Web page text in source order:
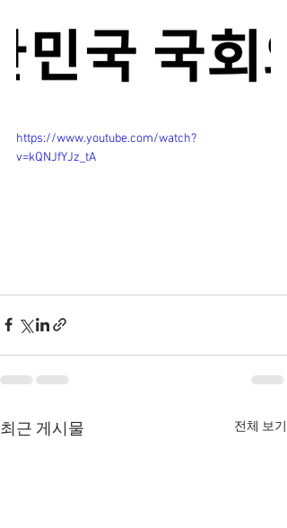
https://www.youtube.com/watch?
v=kQNJfYJz_tA
최근 게시물 전체 보기